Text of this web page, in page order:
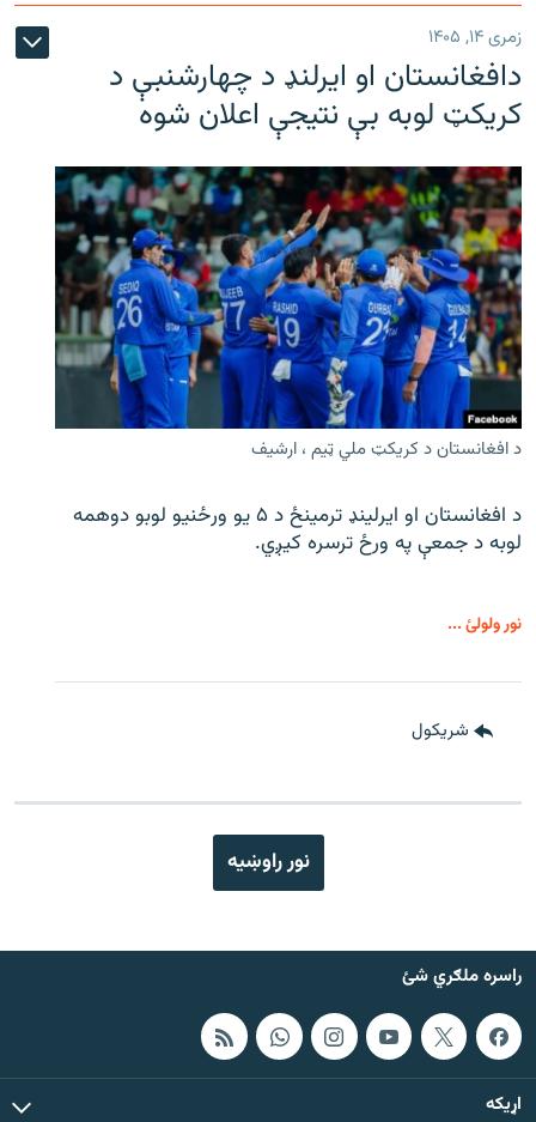
زمری ۱۴, ۱۴۰۵
دافغانستان او ایرلنډ د چهارشنبې د
کریکټ لوبه بې نتیجې اعلان شوه
د افغانستان د کریکټ ملي ټیم ، ارشیف
د افغانستان او ایرلینډ ترمینځ د ۵ یو ورځنیو لوبو دوهمه
لوبه د جمعې په ورځ ترسره کیږي.
نور ولولئ ...
شريکول
نور راوښيه
راسره ملګري شئ
اړيکه